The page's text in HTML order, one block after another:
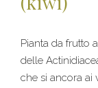
Pianta da frutto
delle
che si ancora ai